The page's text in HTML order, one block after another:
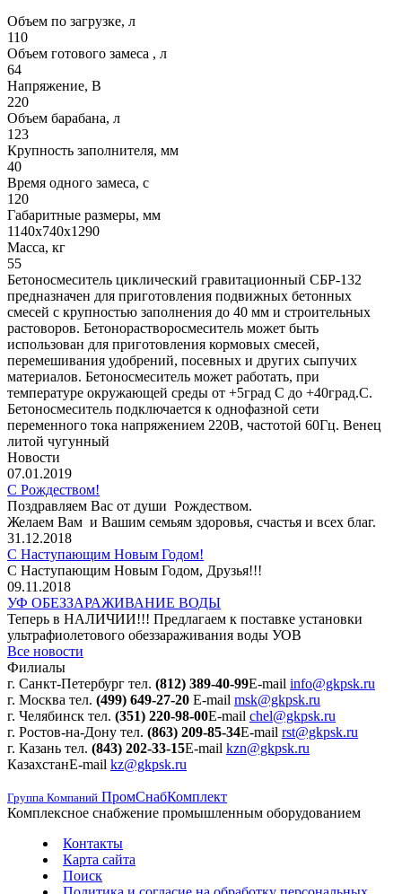
Объем по загрузке, л
110
Объем готового замеса , л
64
Напряжение, В
220
Объем барабана, л
123
Крупность заполнителя, мм
40
Время одного замеса, с
120
Габаритные размеры, мм
1140х740х1290
Масса, кг
55
Бетоносмеситель циклический гравитационный СБР-132
предназначен для приготовления подвижных бетонных
смесей с крупностью заполнения до 40 мм и строительных
растоворов. Бетонорастворосмеситель может быть
использован для приготовления кормовых смесей,
перемешивания удобрений, посевных и других сыпучих
материалов. Бетоносмеситель может работать, при
температуре окружающей среды от +5град С до +40град.С.
Бетоносмеситель подключается к однофазной сети
переменного тока напряжением 220В, частотой 60Гц. Венец
литой чугунный
Новости
07.01.2019
С Рождеством!
Поздравляем Вас от души Рождеством.
Желаем Вам и Вашим семьям здоровья, счастья и всех благ.
31.12.2018
С Наступающим Новым Годом!
С Наступающим Новым Годом, Друзья!!!
09.11.2018
УФ ОБЕЗЗАРАЖИВАНИЕ ВОДЫ
Теперь в НАЛИЧИИ!!! Предлагаем к поставке установки
ультрафиолетового обеззараживания воды УОВ
Все новости
Филиалы
г. Санкт-Петербург тел. (812) 389-40-99E-mail info@gkpsk.ru
г. Москва тел. (499) 649-27-20 E-mail msk@gkpsk.ru
г. Челябинск тел. (351) 220-98-00E-mail chel@gkpsk.ru
г. Ростов-на-Дону тел. (863) 209-85-34E-mail rst@gkpsk.ru
г. Казань тел. (843) 202-33-15E-mail kzn@gkpsk.ru
КазахстанE-mail kz@gkpsk.ru
Группа Компаний ПромСнабКомплект
Комплексное снабжение промышленным оборудованием
Контакты
Карта сайта
Поиск